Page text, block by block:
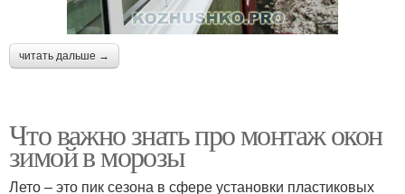
читать дальше →
Что важно знать про монтаж окон
зимой в морозы
Лето – это пик сезона в сфере установки пластиковых